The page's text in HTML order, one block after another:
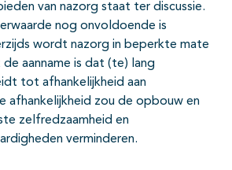
van nazorg staat ter discussie.
nog onvoldoende is
wordt nazorg in beperkte mate
aanname is dat (te) lang
tot afhankelijkheid aan
afhankelijkheid zou de opbouw en
zelfredzaamheid en
verminderen.